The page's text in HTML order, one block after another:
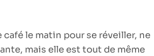
le matin pour se réveiller, ne
mais elle est tout de même